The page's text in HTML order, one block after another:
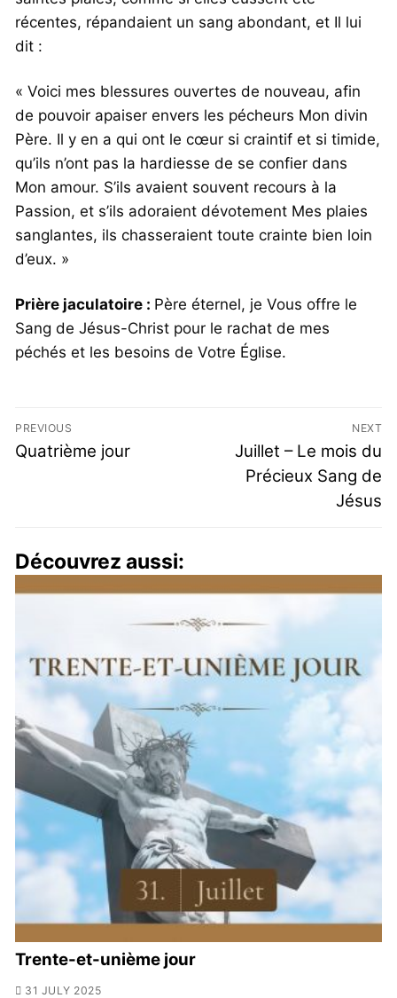
récentes, répandaient un sang abondant, et Il lui
dit :
« Voici mes blessures ouvertes de nouveau, afin
de pouvoir apaiser envers les pécheurs Mon divin
Père. Il y en a qui ont le cœur si craintif et si timide,
qu’ils n’ont pas la hardiesse de se confier dans
Mon amour. S’ils avaient souvent recours à la
Passion, et s’ils adoraient dévotement Mes plaies
sanglantes, ils chasseraient toute crainte bien loin
d’eux. »
Prière jaculatoire : Père éternel, je Vous offre le
Sang de Jésus-Christ pour le rachat de mes
péchés et les besoins de Votre Église.
PREVIOUS
Quatrième jour
NEXT
Juillet – Le mois du
Précieux Sang de
Jésus
Découvrez aussi:
Trente-et-unième jour
31 JULY 2025